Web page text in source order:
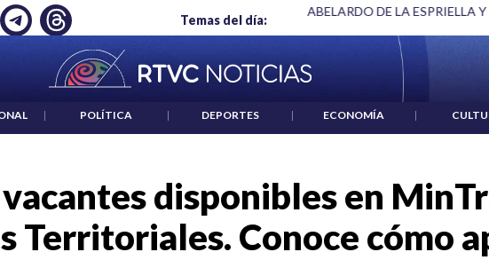
Temas del día:
CRIMEN": CARTA DE BETO CORAL ABELARDO DE LA ESPRIELLA Y DMG
| POLÍTICA | DEPORTES | ECONOMÍA |
disponibles en
Territoriales. Conoce cómo